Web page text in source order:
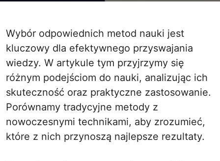
Wybór odpowiednich metod nauki jest
kluczowy dla efektywnego przyswajania
wiedzy. W artykule tym przyjrzymy się
różnym podejściom do nauki, analizując ich
skuteczność oraz praktyczne zastosowanie.
Porównamy tradycyjne metody z
nowoczesnymi technikami, aby zrozumieć,
które z nich przynoszą najlepsze rezultaty.